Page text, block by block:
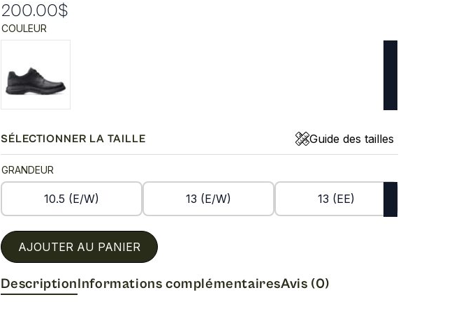
200.00$
COULEUR
SÉLECTIONNER LA TAILLE Guide des tailles
GRANDEUR
10.5 (E/W) 13 (E/W) 13 (EE)
AJOUTER AU PANIER
DescriptionInformations complémentairesAvis (0)